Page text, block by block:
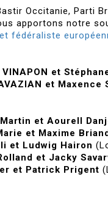
Occitanie, Parti
apportons notre
fédéraliste
et
et Maxence
et Aourell
et Maxime
et Ludwig Hairon
et Jacky
et Patrick Prigent